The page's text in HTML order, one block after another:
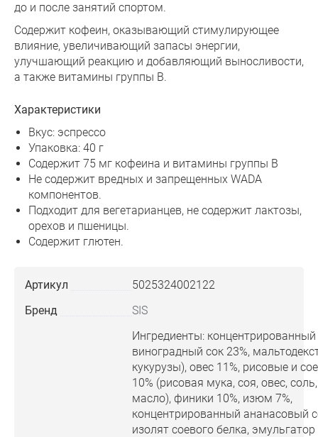
до и после занятий спортом.
Содержит кофеин, оказывающий стимулирующее
влияние, увеличивающий запасы энергии,
улучшающий реакцию и добавляющий выносливости,
а также витамины группы B.
Характеристики
Вкус: эспрессо
Упаковка: 40 г
Содержит 75 мг кофеина и витамины группы B
Не содержит вредных и запрещенных WADA
компонентов.
Подходит для вегетарианцев, не содержит лактозы,
орехов и пшеницы.
Содержит глютен.
Артикул
5025324002122
Бренд
SIS
Ингредиенты: концентрированный
виноградный сок 23%,
кукурузы), овес 11%, рисовые и
10% (рисовая мука, соя, овес,
масло), финики 10%, изюм 7%,
концентрированный ананасовый
изолят соевого белка,